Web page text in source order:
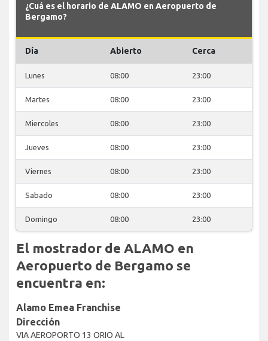
¿Cuá es el horario de ALAMO en Aeropuerto de
Bergamo?
Día Abierto Cerca
Lunes 08:00 23:00
Martes 08:00 23:00
Miercoles 08:00 23:00
Jueves 08:00 23:00
Viernes 08:00 23:00
Sabado 08:00 23:00
Domingo 08:00 23:00
El mostrador de ALAMO en
Aeropuerto de Bergamo se
encuentra en:
Alamo Emea Franchise
Dirección
VIA AEROPORTO 13 ORIO AL